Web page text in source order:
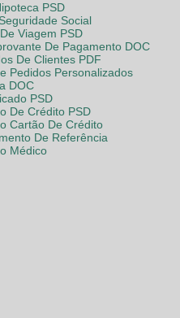
PSD
Social
Viagem PSD
De Pagamento DOC
De Clientes PDF
Pedidos Personalizados
DOC
PSD
De Crédito PSD
Cartão De Crédito
De Referência
Médico